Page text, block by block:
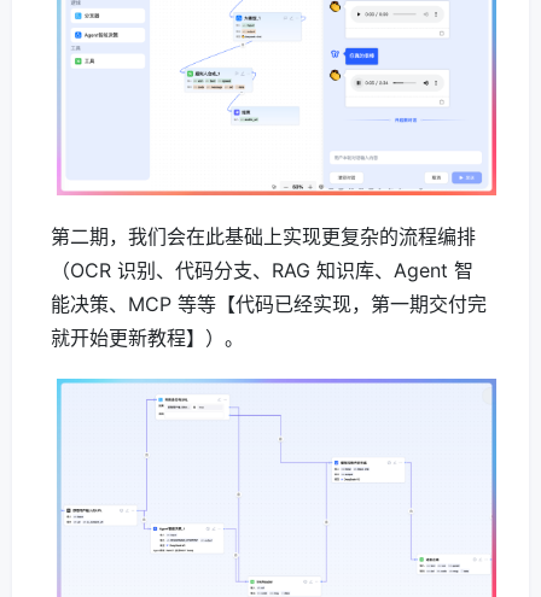
第二期，我们会在此基础上实现更复杂的流程编排
（OCR 识别、代码分支、RAG 知识库、Agent 智
能决策、MCP 等等【代码已经实现，第一期交付完
就开始更新教程】）。